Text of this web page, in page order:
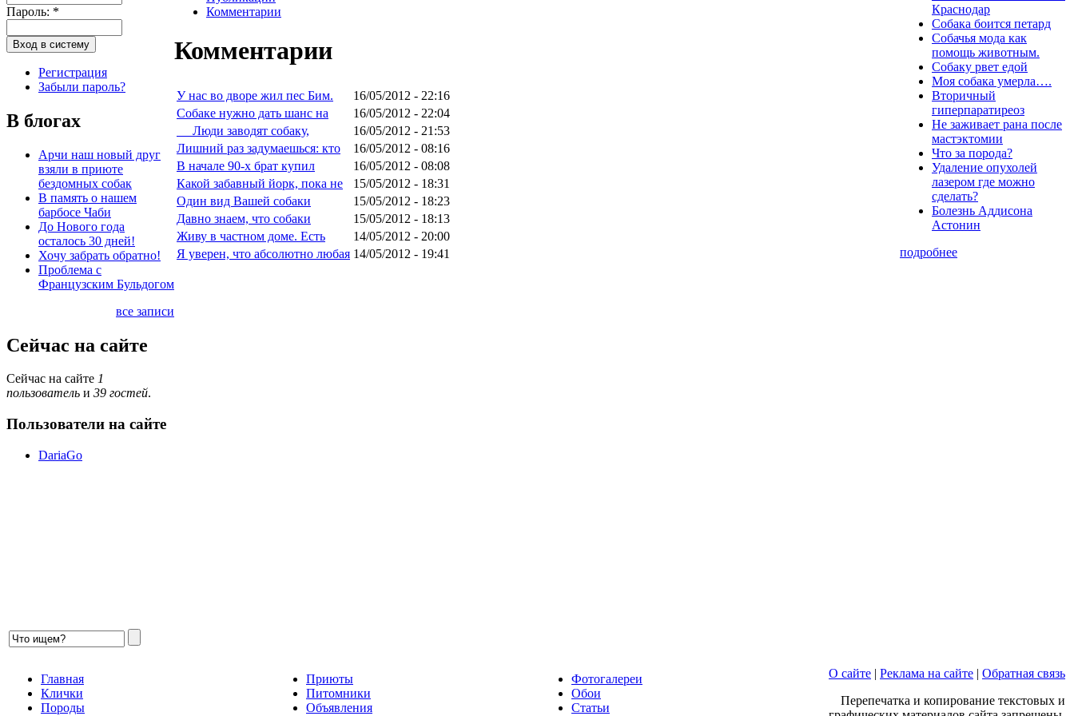
Пароль: *
Регистрация
Забыли пароль?
В блогах
Арчи наш новый друг
взяли в приюте
бездомных собак
В память о нашем
барбосе Чаби
До Нового года
осталось 30 дней!
Хочу забрать обратно!
Проблема с
Французским Бульдогом
все записи
Сейчас на сайте
Сейчас на сайте 1
пользователь и 39 гостей.
Пользователи на сайте
DariaGo
Комментарии
Комментарии
У нас во дворе жил пес Бим.
16/05/2012 - 22:16
Собаке нужно дать шанс на
16/05/2012 - 22:04
Люди заводят собаку,
16/05/2012 - 21:53
Лишний раз задумаешься: кто
16/05/2012 - 08:16
В начале 90-х брат купил
16/05/2012 - 08:08
Какой забавный йорк, пока не
15/05/2012 - 18:31
Один вид Вашей собаки
15/05/2012 - 18:23
Давно знаем, что собаки
15/05/2012 - 18:13
Живу в частном доме. Есть
14/05/2012 - 20:00
Я уверен, что абсолютно любая 14/05/2012 - 19:41
Краснодар
Собака боится петард
Собачья мода как
помощь животным.
Собаку рвет едой
Моя собака умерла….
Вторичный
гиперпаратиреоз
Не заживает рана после
мастэктомии
Что за порода?
Удаление опухолей
лазером где можно
сделать?
Болезнь Аддисона
Астонин
подробнее
Главная
Клички
Породы
Приюты
Питомники
Объявления
Фотогалереи
Обои
Статьи
О сайте | Реклама на сайте | Обратная связь
Перепечатка и копирование текстовых и